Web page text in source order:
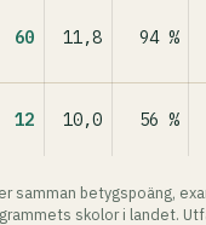
60 11,8 94 %
12 10,0 56 %
samman betygspoäng,
skolor i landet.